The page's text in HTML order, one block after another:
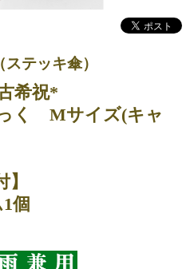
テッキ傘）
希祝*
く Mサイズ(キャ
個